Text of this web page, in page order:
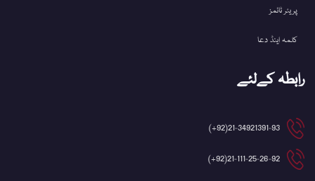
پریئر ٹائمز
کلمہ اینڈ دعا
رابطہ کےلئے
21-34921391-93(92+)
21-111-25-26-92(92+)